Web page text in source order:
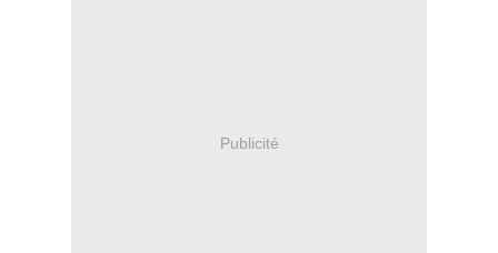
Publicité